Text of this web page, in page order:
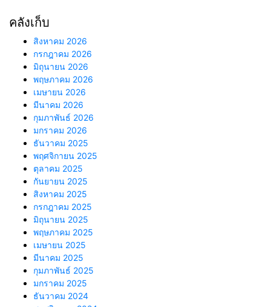
คลังเก็บ
สิงหาคม 2026
กรกฎาคม 2026
มิถุนายน 2026
พฤษภาคม 2026
เมษายน 2026
มีนาคม 2026
กุมภาพันธ์ 2026
มกราคม 2026
ธันวาคม 2025
พฤศจิกายน 2025
ตุลาคม 2025
กันยายน 2025
สิงหาคม 2025
กรกฎาคม 2025
มิถุนายน 2025
พฤษภาคม 2025
เมษายน 2025
มีนาคม 2025
กุมภาพันธ์ 2025
มกราคม 2025
ธันวาคม 2024